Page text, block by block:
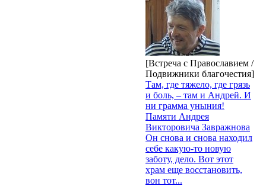
[Встреча с Православием /
Подвижники благочестия]
Там, где тяжело, где грязь
и боль, – там и Андрей. И
ни грамма уныния!
Памяти Андрея
Викторовича Завражнова
Он снова и снова находил
себе какую-то новую
заботу, дело. Вот этот
храм еще восстановить,
вон тот...